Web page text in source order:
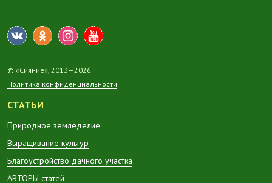
© «Сияние», 2013—2026
Политика конфиденциальности
СТАТЬИ
Природное земледелие
Выращивание культур
Благоустройство дачного участка
АВТОРЫ статей